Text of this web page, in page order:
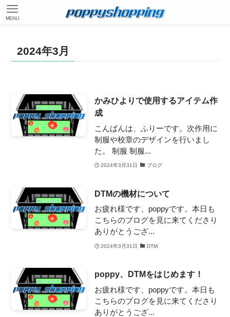
MENU
2024年3月
かみひよりで使用するアイテム作
成
こんばんは、ふりーです。次作用に
制服や校章のデザインを行いまし
た。 制服 制服...
2024年3月31日 ブログ
DTMの機材について
お疲れ様です、poppyです。本日も
こちらのブログを見に来てくださり
ありがとうござ...
2024年3月31日 DTM
poppy、DTMをはじめます！
お疲れ様です、poppyです。本日も
こちらのブログを見に来てくださり
ありがとうござ...